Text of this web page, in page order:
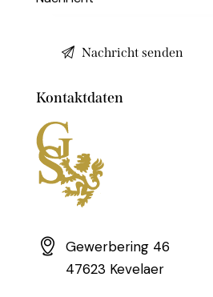
Kontaktdaten
Gewerbering 46
47623 Kevelaer